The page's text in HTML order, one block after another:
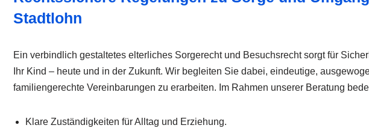
Stadtlohn
Ein verbindlich gestaltetes elterliches Sorgerecht und Besuchsrecht sorgt für
Ihr Kind – heute und in der Zukunft. Wir begleiten Sie dabei, eindeutige,
familiengerechte Vereinbarungen zu erarbeiten. Im Rahmen unserer Beratung
Klare Zuständigkeiten für Alltag und Erziehung.